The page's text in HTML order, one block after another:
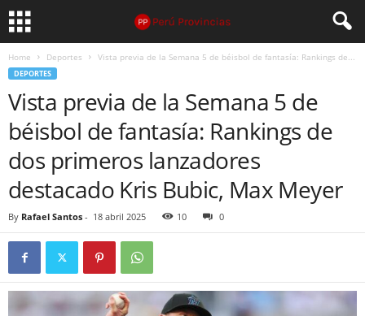
Home Deportes Vista previa de la Semana 5 de béisbol de fantasía: Rankings de...
DEPORTES
Vista previa de la Semana 5 de
béisbol de fantasía: Rankings de
dos primeros lanzadores
destacado Kris Bubic, Max Meyer
By Rafael Santos - 18 abril 2025 10 0